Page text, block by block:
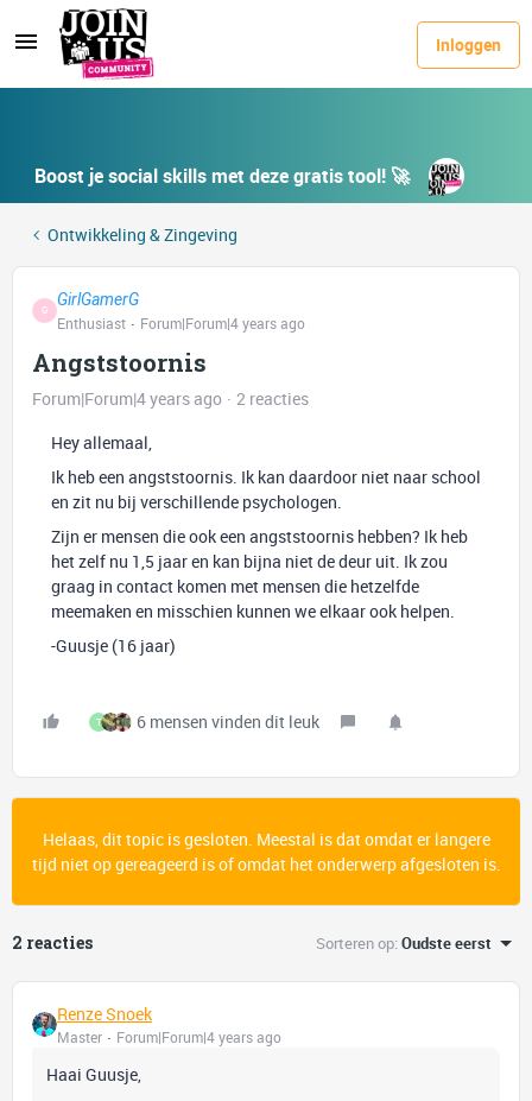
Inloggen
Boost je social skills met deze gratis tool! 🚀
Ontwikkeling & Zingeving
G
GirlGamerG
Enthusiast
Forum|Forum|4 years ago
Angststoornis
Forum|Forum|4 years ago
2 reacties
Hey allemaal,
Ik heb een angststoornis. Ik kan daardoor niet naar school
en zit nu bij verschillende psychologen.
Zijn er mensen die ook een angststoornis hebben? Ik heb
het zelf nu 1,5 jaar en kan bijna niet de deur uit. Ik zou
graag in contact komen met mensen die hetzelfde
meemaken en misschien kunnen we elkaar ook helpen.
-Guusje (16 jaar)
T 6 mensen vinden dit leuk
Helaas, dit topic is gesloten. Meestal is dat omdat er langere
tijd niet op gereageerd is of omdat het onderwerp afgesloten is.
2 reacties Sorteren op:Oudste eerst
Renze Snoek
Master Forum|Forum|4 years ago
Haai Guusje,